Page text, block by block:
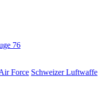
76
Force Schweizer Luftwaffe